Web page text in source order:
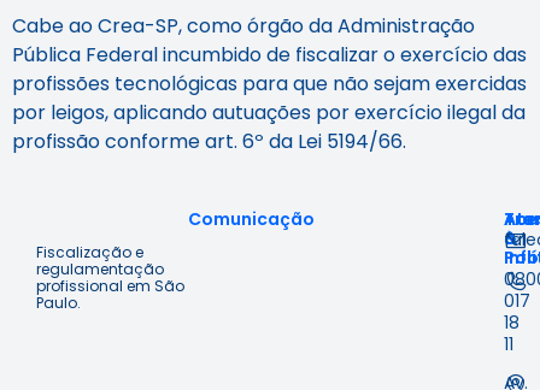
Cabe ao Crea-SP, como órgão da Administração
Pública Federal incumbido de fiscalizar o exercício das
profissões tecnológicas para que não sejam exercidas
por leigos, aplicando autuações por exercício ilegal da
profissão conforme art. 6º da Lei 5194/66.
Fiscalização e
regulamentação
profissional em São
Paulo.
Comunicação
à
&
017
18
11
Av.